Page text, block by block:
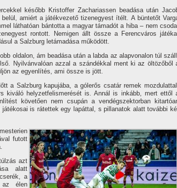
később Kristoffer Zachariassen beadása után
amiért a játékvezető tizenegyest ítélt. A büntetőt
láthatóan bántotta a magyar támadót a hiba – nem
rontott. Nemigen állt össze a Ferencváros
a Salzburg letámadása működött.
oldalon, ám beadása után a labda az alapvonalon túl
Nyilvánvalóan azzal a szándékkal ment ki az öltözőből
az egyenlítés, ami össze is jött.
lőtt a Salzburg kapujába, a gólerős csatár remek
kiváló helyzetfelismerését is. Annál is inkább, mert ettől
követően nem csupán a vendégszektorban
is rátettek egy lapáttal, s pillanatok alatt további
futott
azt
alatt
a
az élen